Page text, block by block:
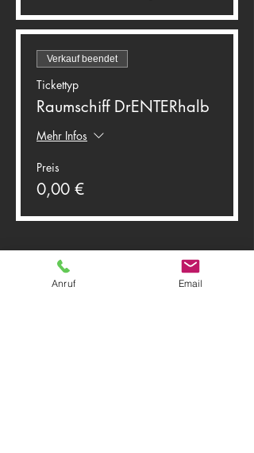
Verkauf beendet
Tickettyp
Raumschiff DrENTERhalb
Mehr Infos
Preis
0,00 €
Anruf Email